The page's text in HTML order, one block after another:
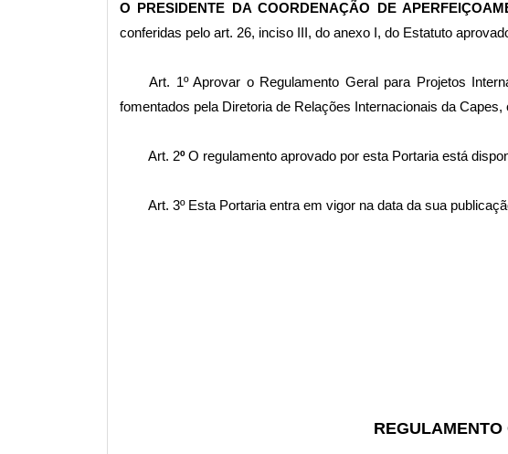
O PRESIDENTE DA COORDENAÇÃO DE
conferidas pelo art. 26, inciso III, do anexo I, do Estatuto
Art. 1ºAprovar o Regulamento Geral para Projetos
fomentados pela Diretoria de Relações Internacionais da
Art. 2ºO regulamento aprovado por esta Portaria está
Art. 3ºEsta Portaria entra em vigor na data da sua